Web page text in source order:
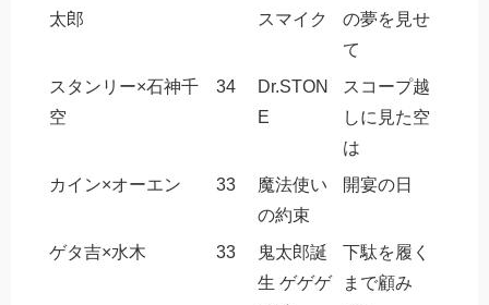
太郎
スマイク
の夢を見せ
て
スタンリー×石神千
空
34
Dr.STON
E
スコープ越
しに見た空
は
カイン×オーエン
33
魔法使い
の約束
開宴の日
ゲタ吉×水木 33
鬼太郎誕
生 ゲゲゲ
下駄を履く
まで顧み